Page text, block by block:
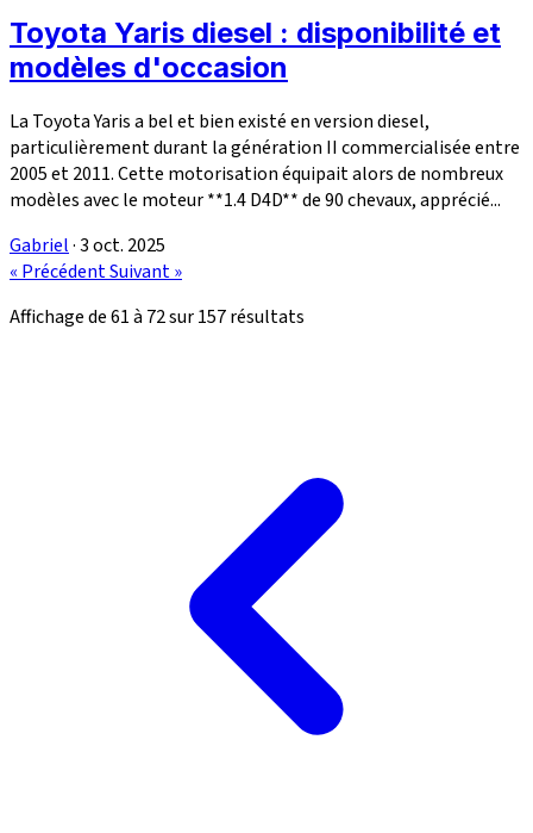
Toyota Yaris diesel : disponibilité et
modèles d'occasion
La Toyota Yaris a bel et bien existé en version diesel,
particulièrement durant la génération II commercialisée entre
2005 et 2011. Cette motorisation équipait alors de nombreux
modèles avec le moteur **1.4 D4D** de 90 chevaux, apprécié...
Gabriel·3 oct. 2025
« PrécédentSuivant »
Affichage de61à 72sur157résultats